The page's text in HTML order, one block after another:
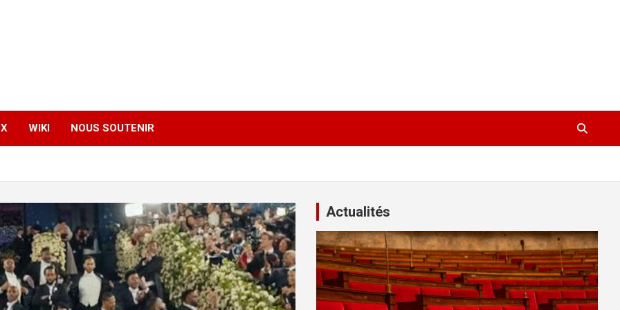
WIKI NOUS SOUTENIR
Actualités